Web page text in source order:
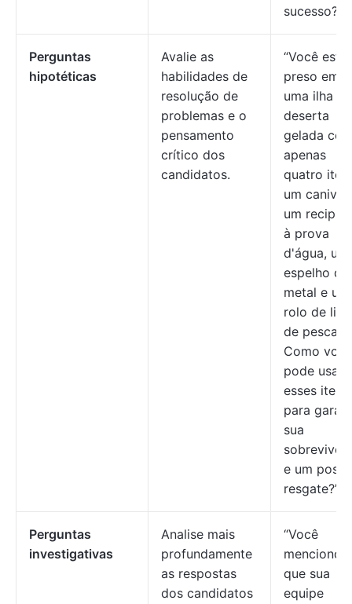
sucesso?”
Perguntas
hipotéticas
Avalie as
habilidades de
resolução de
problemas e o
pensamento
crítico dos
candidatos.
“Você está
preso em
uma ilha
deserta
gelada
apenas
quatro
um
um
à prova
d'água, um
espelho de
metal e um
rolo de
de pesca.
Como você
pode usar
esses itens
para
sua
e um
resgate?”
Perguntas
investigativas
Analise mais
profundamente
as respostas
dos candidatos
“Você
mencionou
que sua
equipe